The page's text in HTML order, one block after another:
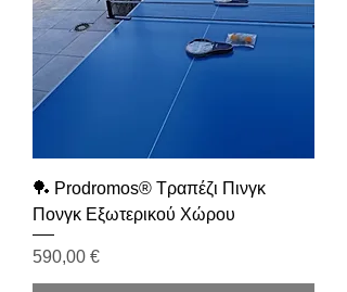
🏓 Prodromos® Τραπέζι Πινγκ
Πονγκ Εξωτερικού Χώρου
Τιμή
590,00 €